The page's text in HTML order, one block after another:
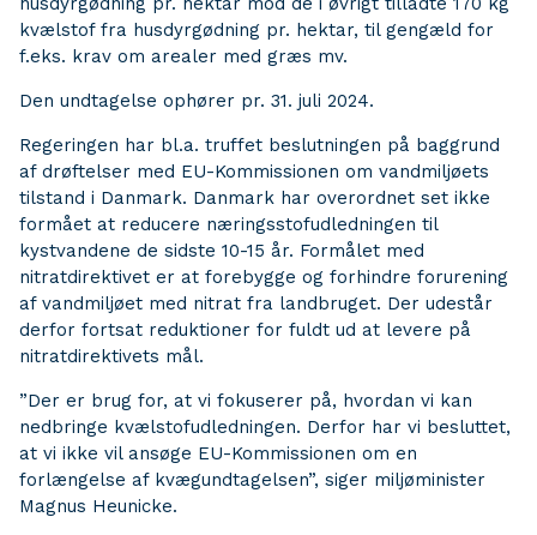
kvælstof fra husdyrgødning pr. hektar, til gengæld for
f.eks. krav om arealer med græs mv.
Den undtagelse ophører pr. 31. juli 2024.
Regeringen har bl.a. truffet beslutningen på baggrund
af drøftelser med EU-Kommissionen om vandmiljøets
tilstand i Danmark. Danmark har overordnet set ikke
formået at reducere næringsstofudledningen til
kystvandene de sidste 10-15 år. Formålet med
nitratdirektivet er at forebygge og forhindre forurening
af vandmiljøet med nitrat fra landbruget. Der udestår
derfor fortsat reduktioner for fuldt ud at levere på
nitratdirektivets mål.
”Der er brug for, at vi fokuserer på, hvordan vi kan
nedbringe kvælstofudledningen. Derfor har vi besluttet,
at vi ikke vil ansøge EU-Kommissionen om en
forlængelse af kvægundtagelsen”, siger miljøminister
Magnus Heunicke.